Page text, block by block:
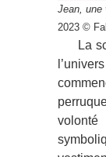
Jean, une
2023 ©
La
volonté